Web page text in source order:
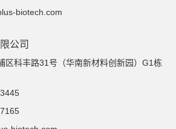
biotech.com
公司
区科丰路31号（华南新材料创新园）G1栋